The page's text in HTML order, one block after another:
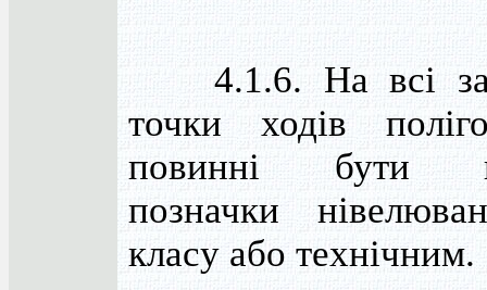
4.1.6. На всі
точки ходів
повинні бути
позначки
класу або технічним.